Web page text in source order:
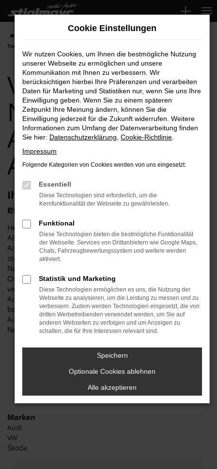
Zum
Hauptinhalt
springen
Top-Angebote
VW Polo
Neuwagen für
Aichach Top-
Angebote
Ihren VW Polo Neuwagen für Aichach
erhalten Sie im Autohaus Stiglmayr
Herzlich willkommen bei Autohaus Stiglmayr – Ihre erste
Anlaufstelle für exzellente VW Polo Neuwagen Fahrzeuge für
Aichach und Umgebung! Unser renommiertes Autohaus ist
stolz darauf, Ihnen eine herausragende Auswahl an VW Polo
Neuwagen zu präsentieren, die höchste Standards in Sachen
Qualität und Leistung erfüllen. Wir sind seit Jahren Ihr
vertrauenswürdiger Partner, wenn es um erstklassige
Automobile geht. Erfahren Sie mehr über unsere
beeindruckende VW Polo Neuwagen Flotte und warum
Autohaus Stiglmayr die bevorzugte Adresse für VW Polo
Neuwagen Liebhaber ist.
Marken
Audi
VW
Škoda
Cookie Einstellungen
Wir nutzen Cookies, um Ihnen die bestmögliche Nutzung
unserer Webseite zu ermöglichen und unsere
Kommunikation mit Ihnen zu verbessern. Wir
berücksichtigen hierbei Ihre Präferenzen und verarbeiten
Daten für Marketing und Statistiken nur, wenn Sie uns Ihre
Einwilligung geben. Wenn Sie zu einem späteren
Zeitpunkt Ihre Meinung ändern, können Sie die
Einwilligung jederzeit für die Zukunft widerrufen. Weitere
Informationen zum Umfang der Datenverarbeitung finden
Sie hier: Datenschutzerklärung Cookie-Richtlinie
Impressum
Folgende Kategorien von Cookies werden von uns eingesetzt:
Essentiell
Diese Technologien sind erforderlich, um die
Kernfunktionalität der Webseite zu gewährleisten.
Funktional
Diese Technologien bieten die bestmögliche Funktionalität
der Webseite. Services von Drittanbietern wie Google Maps,
Chats, Fahrzeugbewertungssystem und weitere werden
aktiviert.
Statistik und Marketing
Diese Technologien ermöglichen es uns, die Nutzung der
Webseite zu analysieren, um die Leistung zu messen und zu
verbessern. Zudem werden Technologien eingesetzt, die von
dritten Werbetreibenden verwendet werden, um Sie auf
anderen Webseiten zu verfolgen und um Anzeigen zu
schalten, die für Ihre Interessen relevant sind.
Speichern
Optionale Cookies ablehnen
Alle akzeptieren